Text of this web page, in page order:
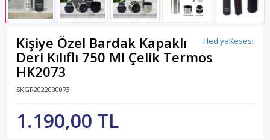
HediyeKesesi
Kişiye Özel Bardak Kapaklı
Deri Kılıflı 750 Ml Çelik Termos
HK2073
SKGR2022000073
1.190,00 TL